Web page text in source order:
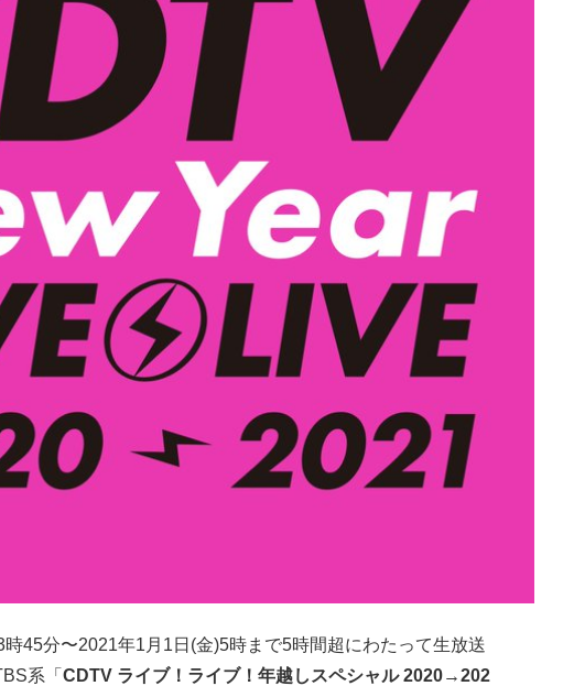
45分〜2021年1月1日(金)5時まで5時間超にわたって生放送
系「 CDTV ライブ！ライブ！年越しスペシャル 2020→202